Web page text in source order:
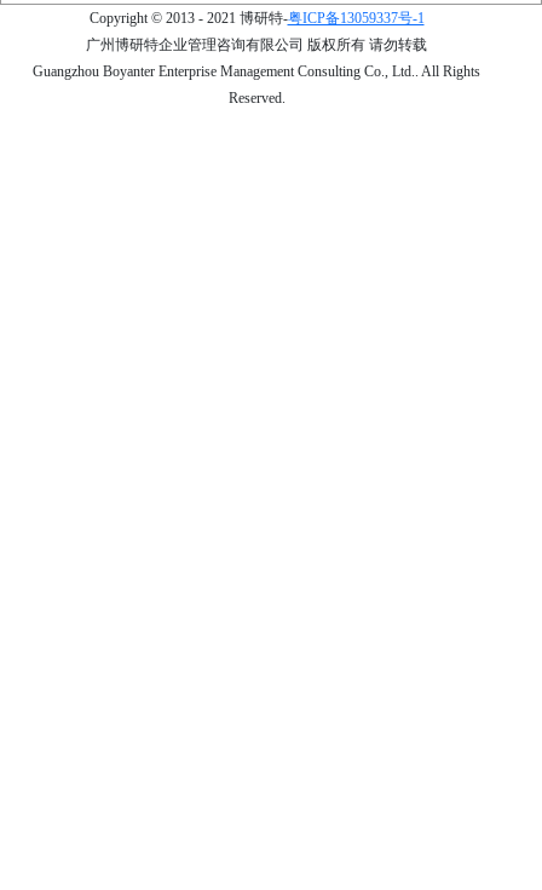
Copyright © 2013 - 2021 博研特-粤ICP备13059337号-1
广州博研特企业管理咨询有限公司 版权所有 请勿转载
Guangzhou Boyanter Enterprise Management Consulting Co., Ltd.. All Rights
Reserved.